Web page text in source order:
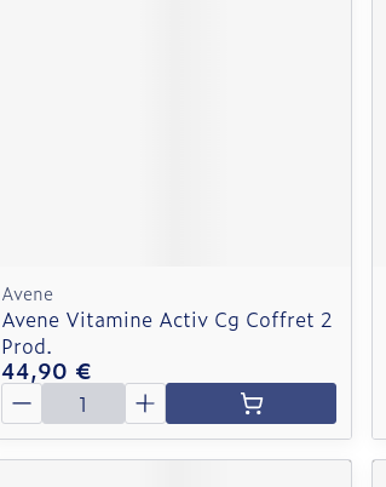
Avene
Avene Vitamine Activ Cg Coffret 2
Prod.
44,90 €
Quantité